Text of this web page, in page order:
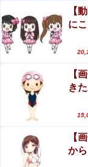
が撮影さ
【エロ画
器）披露
界露出
オ○ニー
エロ漫
無料で
【
に
【
き
【
か